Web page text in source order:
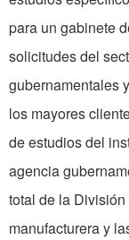
pa­ra un gabinete
solicitudes del
gubernamentales
los mayores
de es­tudios del
agencia
total de la
manufacturera y